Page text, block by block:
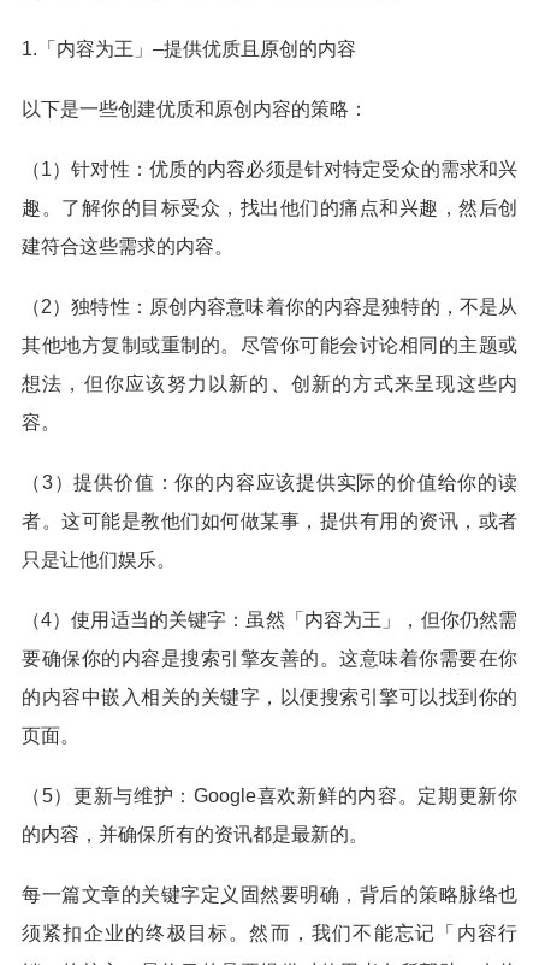
1.「内容为王」–提供优质且原创的内容
以下是一些创建优质和原创内容的策略：
（1）针对性：优质的内容必须是针对特定受众的需求和兴
趣。了解你的目标受众，找出他们的痛点和兴趣，然后创
建符合这些需求的内容。
（2）独特性：原创内容意味着你的内容是独特的，不是从
其他地方复制或重制的。尽管你可能会讨论相同的主题或
想法，但你应该努力以新的、创新的方式来呈现这些内
容。
（3）提供价值：你的内容应该提供实际的价值给你的读
者。这可能是教他们如何做某事，提供有用的资讯，或者
只是让他们娱乐。
（4）使用适当的关键字：虽然「内容为王」，但你仍然需
要确保你的内容是搜索引擎友善的。这意味着你需要在你
的内容中嵌入相关的关键字，以便搜索引擎可以找到你的
页面。
（5）更新与维护：Google喜欢新鲜的内容。定期更新你
的内容，并确保所有的资讯都是最新的。
每一篇文章的关键字定义固然要明确，背后的策略脉络也
须紧扣企业的终极目标。然而，我们不能忘记「内容行